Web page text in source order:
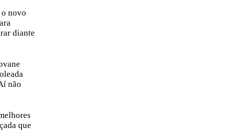
o novo
diante
não
que